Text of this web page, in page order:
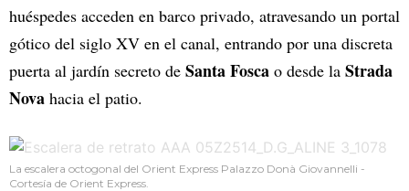
huéspedes acceden en barco privado, atravesando un portal
gótico del siglo XV en el canal, entrando por una discreta
puerta al jardín secreto de Santa Fosca o desde la Strada
Nova hacia el patio.
La escalera octogonal del Orient Express Palazzo Donà Giovannelli -
Cortesía de Orient Express.